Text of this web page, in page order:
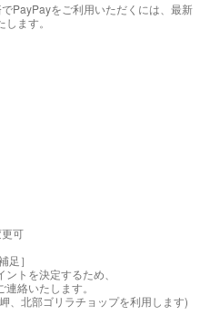
PayPayをご利用いただくには、最新
ます。
可
］
トを決定するため、
絡いたします。
、北部ゴリラチョップを利用します)